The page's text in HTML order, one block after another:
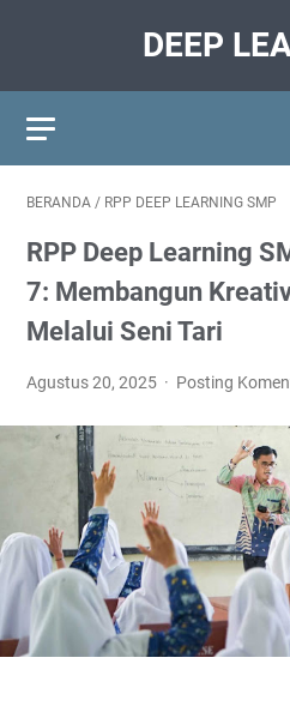
DEEP
BERANDA / RPP DEEP LEARNING SMP
RPP Deep Learning
7: Membangun
Melalui Seni Tari
Agustus 20, 2025 Posting